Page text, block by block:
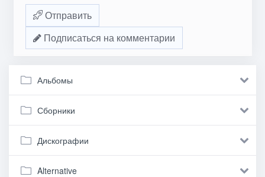
Отправить
Подписаться на комментарии
Альбомы
Сборники
Дискографии
Alternative